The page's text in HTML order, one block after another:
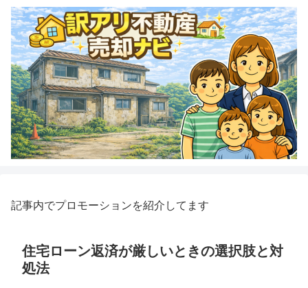
記事内でプロモーションを紹介してます
住宅ローン返済が厳しいときの選択肢と対
処法